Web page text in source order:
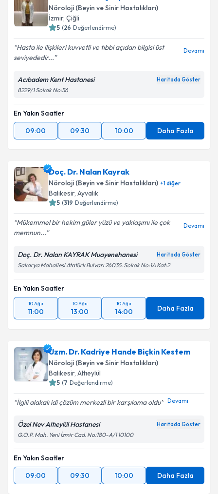
Nöroloji (Beyin ve Sinir Hastalıkları)
İzmir, Çiğli
5 (26 Değerlendirme)
Hasta ile ilişkileri kuvvetli ve tıbbi açıdan bilgisi üst
seviyededir...
Devamı
Acıbadem Kent Hastanesi Haritada Göster
8229/1 Sokak No:56
En Yakın Saatler
09:00
09:30 10:00 Daha Fazla
Doç. Dr. Nalan Kayrak
Nöroloji (Beyin ve Sinir Hastalıkları) +1diğer
Balıkesir, Ayvalık
5 (319 Değerlendirme)
Mükemmel bir hekim güler yüzü ve yaklaşımı ile çok
memnun...
Devamı
Doç. Dr. Nalan KAYRAK Muayenehanesi Haritada Göster
Sakarya Mahallesi Atatürk Bulvarı 26035. Sokak No:1A Kat:2
En Yakın Saatler
10 Ağu
11:00
10 Ağu
13:00
10 Ağu
14:00 Daha Fazla
Uzm. Dr. Kadriye Hande Biçkin Kestem
Nöroloji (Beyin ve Sinir Hastalıkları)
Balıkesir, Altıeylül
5 (7 Değerlendirme)
İlgili alakalı idi çözüm merkezli bir karşılama oldu Devamı
Özel Nev Altıeylül Hastanesi Haritada Göster
G.O.P. Mah. Yeni İzmir Cad. No:180-A/1 10100
En Yakın Saatler
09:00
09:30 10:00 Daha Fazla